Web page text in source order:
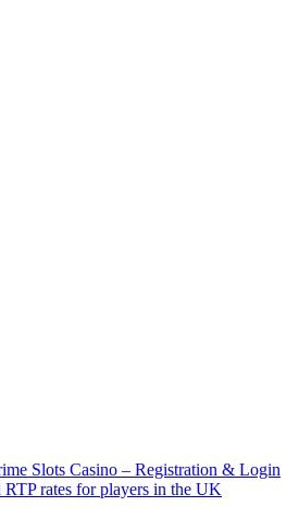
Slots Casino – Registration & Login
RTP rates for players in the UK